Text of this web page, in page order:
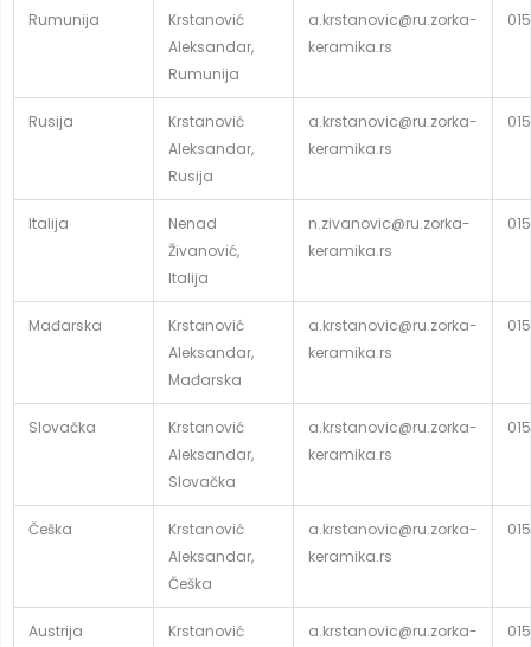
Rumunija
Krstanović
Aleksandar,
Rumunija
a.krstanovic@ru.zorka-
keramika.rs
Rusija
Krstanović
Aleksandar,
Rusija
a.krstanovic@ru.zorka-
keramika.rs
Italija
Nenad
Živanović,
Italija
n.zivanovic@ru.zorka-
keramika.rs
Mađarska
Krstanović
Aleksandar,
Mađarska
a.krstanovic@ru.zorka-
keramika.rs
Slovačka
Krstanović
Aleksandar,
Slovačka
a.krstanovic@ru.zorka-
keramika.rs
Češka
Krstanović
Aleksandar,
Češka
a.krstanovic@ru.zorka-
keramika.rs
Austrija
Krstanović
a.krstanovic@ru.zorka-